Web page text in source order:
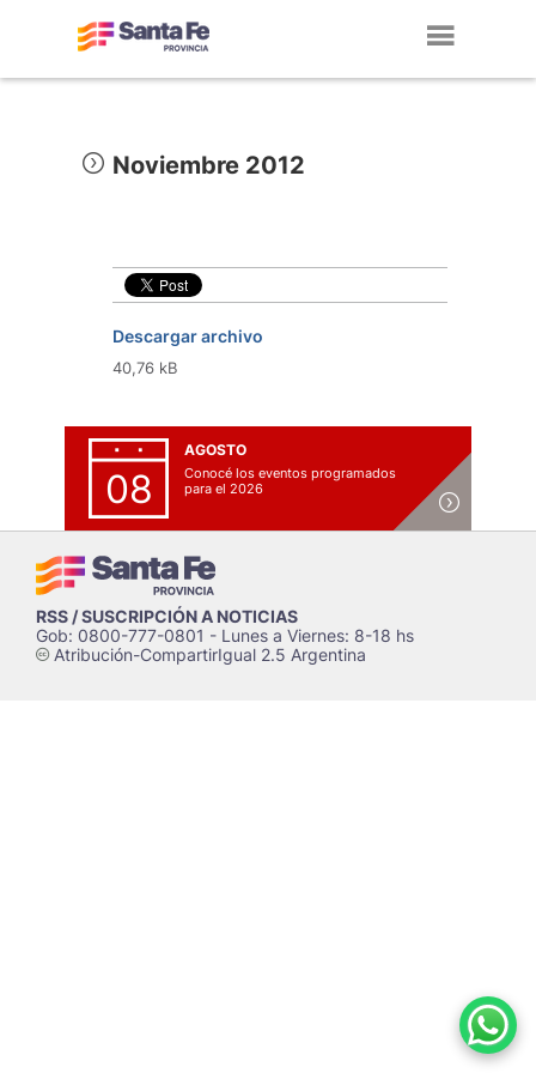
Noviembre 2012
Descargar archivo
40,76 kB
08
AGOSTO
Conocé los eventos programados
para el 2026
RSS / SUSCRIPCIÓN A NOTICIAS
Gob: 0800-777-0801 - Lunes a Viernes: 8-18 hs
cAtribución-CompartirIgual 2.5 Argentina